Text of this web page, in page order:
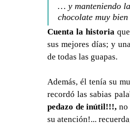
… y manteniendo
chocolate muy
Cuenta la historia
sus mejores días; y
de todas las guapas.
Además, él tenía su
recordó las sabias
pedazo de inútil!!!, no
su atención!...